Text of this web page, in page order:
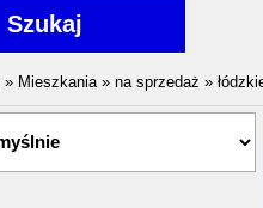
» Mieszkania » na sprzedaż »